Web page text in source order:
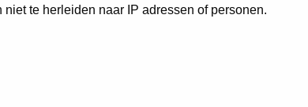
te herleiden naar IP adressen of personen.